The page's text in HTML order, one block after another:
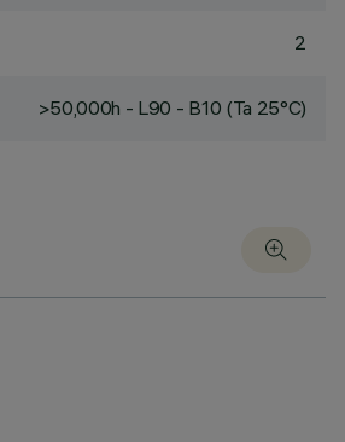
2
>50,000h - L90 - B10 (Ta 25°C)